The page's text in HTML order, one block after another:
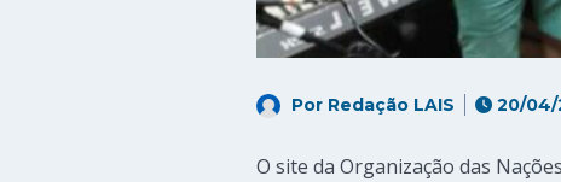
Por Redação LAIS 20/04/
O site da Organização das